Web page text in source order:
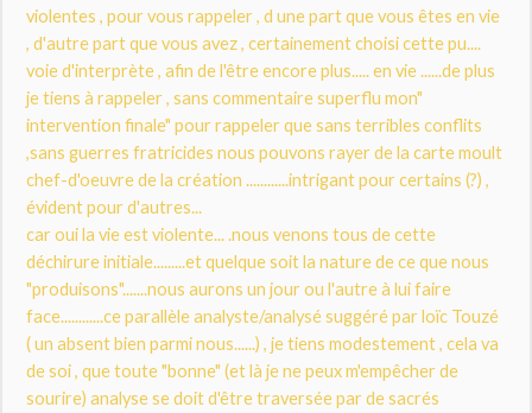
violentes , pour vous rappeler , d une part que vous êtes en vie
, d'autre part que vous avez , certainement choisi cette pu....
voie d'interprète , afin de l'être encore plus..... en vie ......de plus
je tiens à rappeler , sans commentaire superflu mon"
intervention finale" pour rappeler que sans terribles conflits
,sans guerres fratricides nous pouvons rayer de la carte moult
chef-d'oeuvre de la création ............intrigant pour certains (?) ,
évident pour d'autres...
car oui la vie est violente... .nous venons tous de cette
déchirure initiale.........et quelque soit la nature de ce que nous
"produisons".......nous aurons un jour ou l'autre à lui faire
face............ce parallèle analyste/analysé suggéré par loïc Touzé
( un absent bien parmi nous......) , je tiens modestement , cela va
de soi , que toute "bonne" (et là je ne peux m'empêcher de
sourire) analyse se doit d'être traversée par de sacrés